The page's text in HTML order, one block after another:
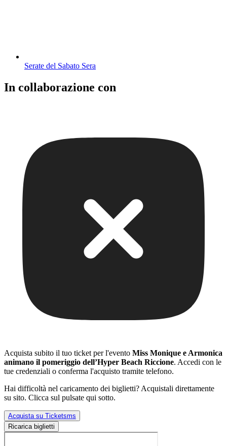
Serate del Sabato Sera
In collaborazione con
Acquista subito il tuo ticket per l'evento Miss Monique e Armonica
animano il pomeriggio dell’Hyper Beach Riccione. Accedi con le
tue credenziali o conferma l'acquisto tramite telefono.
Hai difficoltà nel caricamento dei biglietti? Acquistali direttamente
su sito. Clicca sul pulsate qui sotto.
Acquista su Ticketsms
Ricarica biglietti